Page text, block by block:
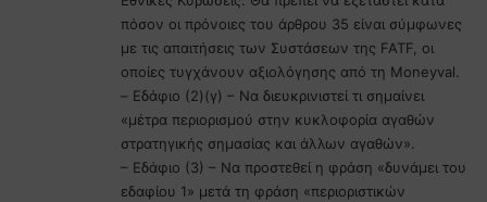
πόσον οι πρόνοιες του άρθρου 35 είναι σύμφωνες
με τις απαιτήσεις των Συστάσεων της FATF, οι
οποίες τυγχάνουν αξιολόγησης από τη Moneyval.
– Εδάφιο (2)(γ) – Να διευκρινιστεί τι σημαίνει
«μέτρα περιορισμού στην κυκλοφορία αγαθών
στρατηγικής σημασίας και άλλων αγαθών».
– Εδάφιο (3) – Να προστεθεί η φράση «δυνάμει του
εδαφίου 1» μετά τη φράση «περιοριστικών